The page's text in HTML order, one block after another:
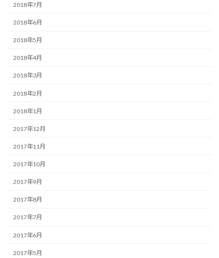
2018年7月
2018年6月
2018年5月
2018年4月
2018年3月
2018年2月
2018年1月
2017年12月
2017年11月
2017年10月
2017年9月
2017年8月
2017年7月
2017年6月
2017年5月